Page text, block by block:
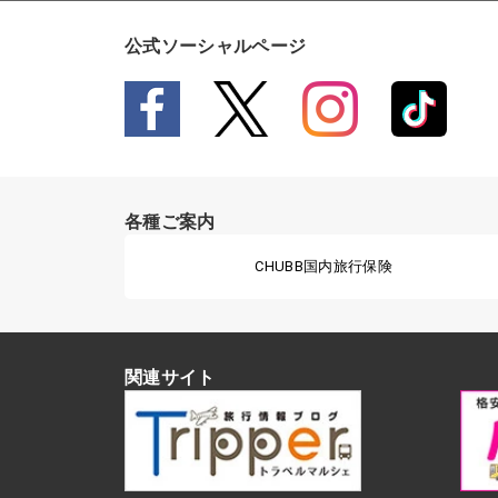
公式ソーシャルページ
各種ご案内
CHUBB国内旅行保険
関連サイト